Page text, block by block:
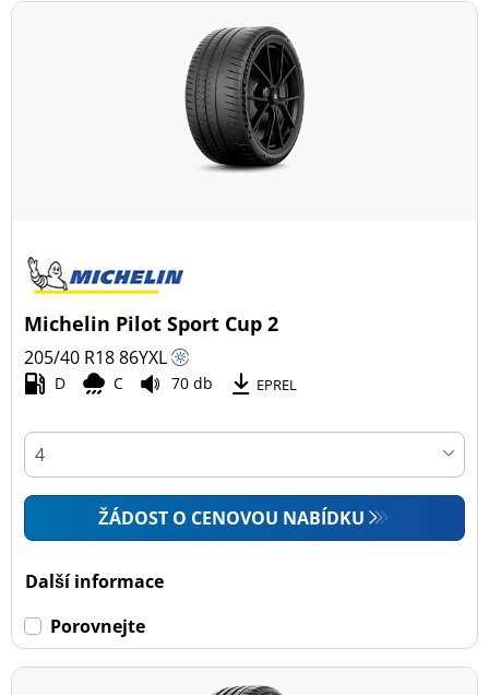
Michelin Pilot Sport Cup 2
205/40 R1886YXL
D C 70 db EPREL
ŽÁDOST O CENOVOU NABÍDKU
Další informace
Porovnejte